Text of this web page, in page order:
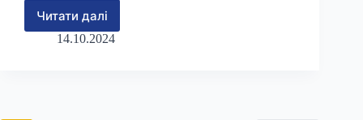
Читати далі
В
Острозькій
14.10.2024